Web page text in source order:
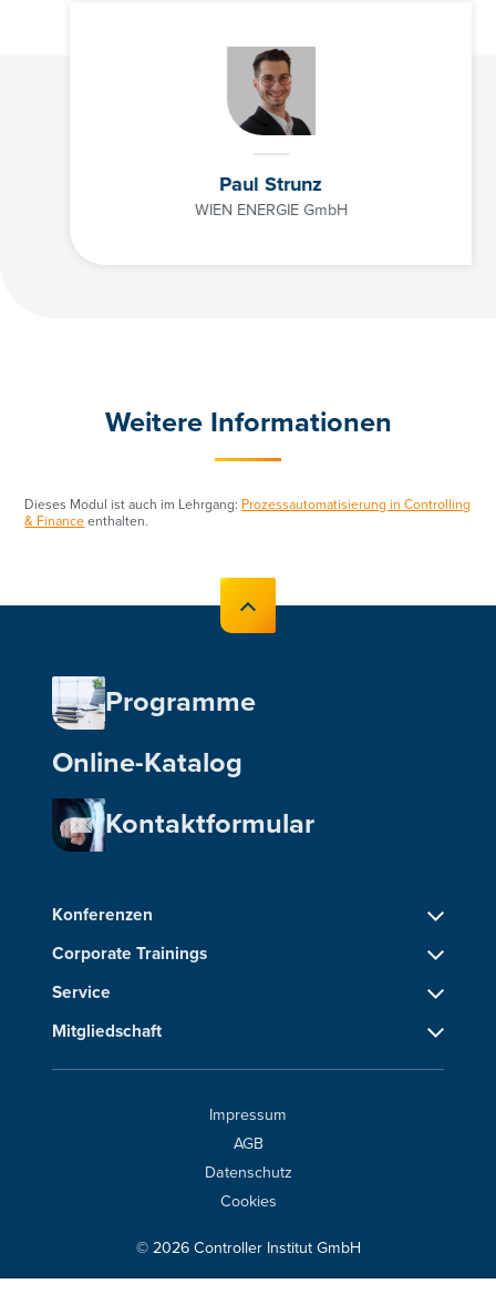
Paul Strunz
WIEN ENERGIE GmbH
Weitere Informationen
Dieses Modul ist auch im Lehrgang: Prozessautomatisierung in Controlling
& Finance enthalten.
Programme
Online-Katalog
Kontaktformular
Konferenzen
Corporate Trainings
Service
Mitgliedschaft
Impressum
AGB
Datenschutz
Cookies
© 2026 Controller Institut GmbH